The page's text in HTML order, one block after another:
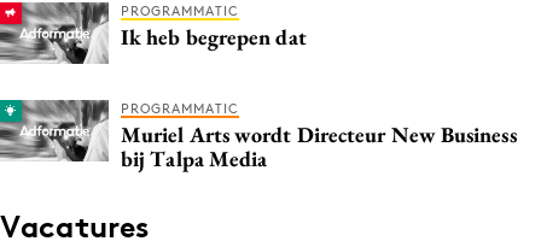
PROGRAMMATIC
Ik heb begrepen dat
PROGRAMMATIC
Muriel Arts wordt Directeur New Business
bij Talpa Media
Vacatures